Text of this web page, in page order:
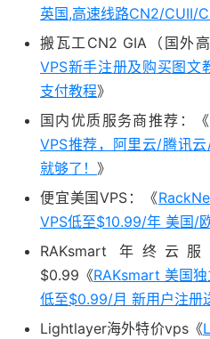
英国,高速线路CN2/CUII/
搬瓦工CN2 GIA（国外
VPS新手注册及购买图文
支付教程》
国内优质服务商推荐：《
VPS推荐，阿里云/腾讯
就够了！ 》
便宜美国VPS：《
VPS低至$10.99/年 美国/
RAKsmart 年终云
$0.99《RAKsmart 美国
低至$0.99/月 新用户注册
Lightlayer海外特价vps《